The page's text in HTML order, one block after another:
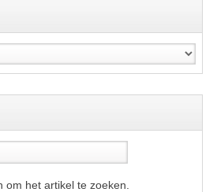
UITLAAT
het artikel te zoeken.